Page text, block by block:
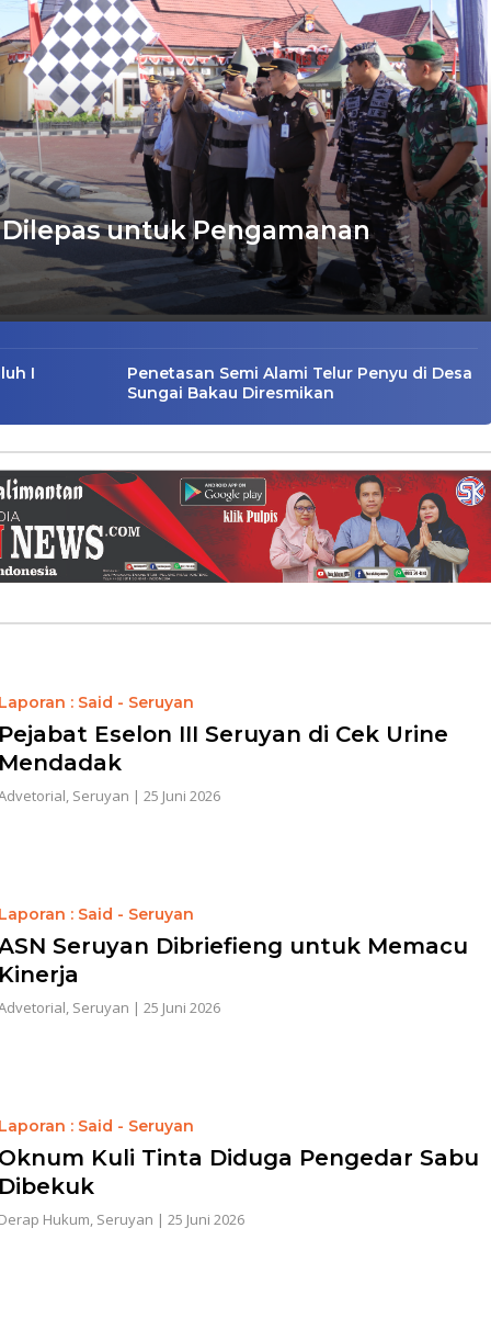
Dilepas untuk Pengamanan
I
Penetasan Semi Alami Telur Penyu di Desa
Sungai Bakau Diresmikan
Laporan : Said - Seruyan
Pejabat Eselon III Seruyan di Cek Urine
Mendadak
, Seruyan | 25 Juni 2026
Laporan : Said - Seruyan
Seruyan Dibriefieng untuk Memacu
Kinerja
, Seruyan | 25 Juni 2026
Laporan : Said - Seruyan
Oknum Kuli Tinta Diduga Pengedar Sabu
Dibekuk
Derap Hukum, Seruyan | 25 Juni 2026